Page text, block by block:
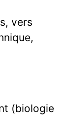
vers
(biologie